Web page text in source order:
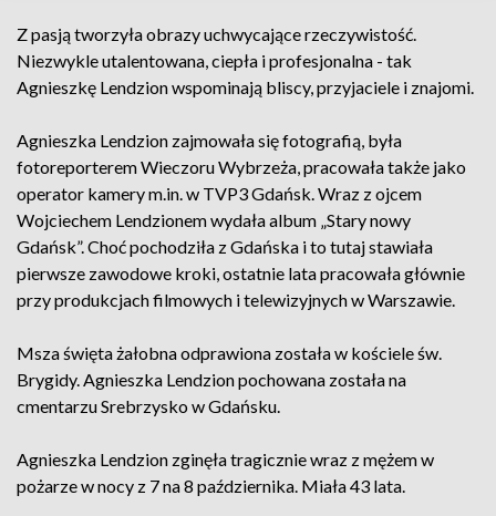
Z pasją tworzyła obrazy uchwycające rzeczywistość.
Niezwykle utalentowana, ciepła i profesjonalna - tak
Agnieszkę Lendzion wspominają bliscy, przyjaciele i znajomi.
Agnieszka Lendzion zajmowała się fotografią, była
fotoreporterem Wieczoru Wybrzeża, pracowała także jako
operator kamery m.in. w TVP3 Gdańsk. Wraz z ojcem
Wojciechem Lendzionem wydała album „Stary nowy
Gdańsk”. Choć pochodziła z Gdańska i to tutaj stawiała
pierwsze zawodowe kroki, ostatnie lata pracowała głównie
przy produkcjach filmowych i telewizyjnych w Warszawie.
Msza święta żałobna odprawiona została w kościele św.
Brygidy. Agnieszka Lendzion pochowana została na
cmentarzu Srebrzysko w Gdańsku.
Agnieszka Lendzion zginęła tragicznie wraz z mężem w
pożarze w nocy z 7 na 8 października. Miała 43 lata.